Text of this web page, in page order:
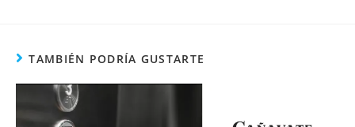
TAMBIÉN PODRÍA GUSTARTE